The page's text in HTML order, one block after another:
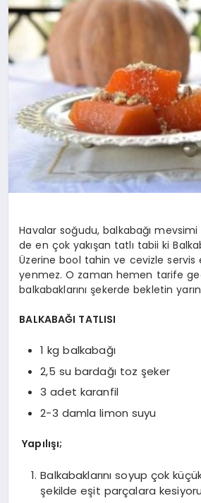
YEMEK
KIMDIR?
HESAPLAMALAR
Havalar soğudu, balkabağı
de en çok yakışan tatlı tabii ki
Üzerine bool tahin ve cevizle servis
yenmez. O zaman hemen tarife
balkabaklarını şekerde bekletin
BALKABAĞI TATLISI
1 kg balkabağı
2,5 su bardağı toz şeker
3 adet karanfil
2-3 damla limon suyu
Yapılışı;
Balkabaklarını soyup çok
şekilde eşit parçalara